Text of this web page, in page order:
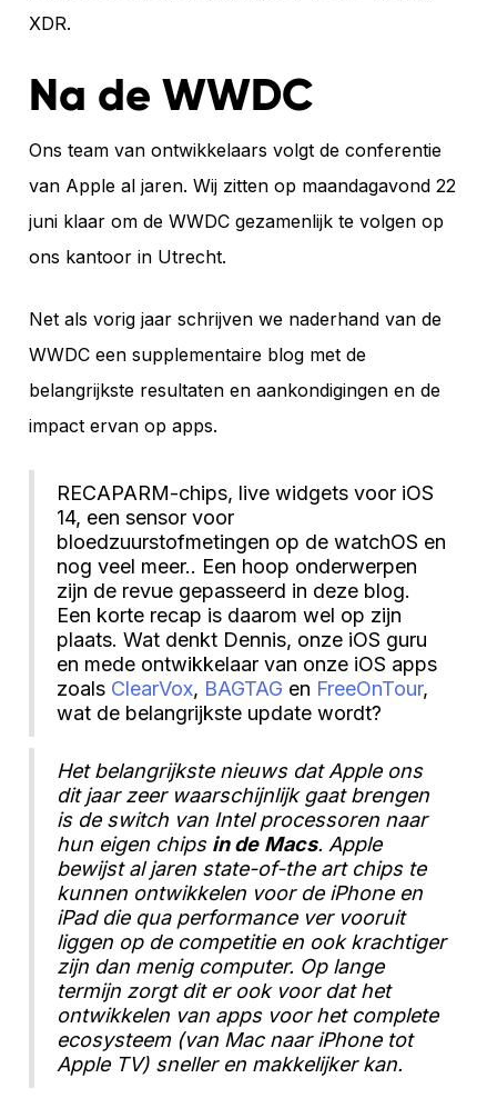
XDR.
Na de WWDC
Ons team van ontwikkelaars volgt de conferentie
van Apple al jaren. Wij zitten op maandagavond 22
juni klaar om de WWDC gezamenlijk te volgen op
ons kantoor in Utrecht.
Net als vorig jaar schrijven we naderhand van de
WWDC een supplementaire blog met de
belangrijkste resultaten en aankondigingen en de
impact ervan op apps.
RECAPARM-chips, live widgets voor iOS
14, een sensor voor
bloedzuurstofmetingen op de watchOS en
nog veel meer.. Een hoop onderwerpen
zijn de revue gepasseerd in deze blog.
Een korte recap is daarom wel op zijn
plaats. Wat denkt Dennis, onze iOS guru
en mede ontwikkelaar van onze iOS apps
zoals ClearVox, BAGTAG en FreeOnTour,
wat de belangrijkste update wordt?
Het belangrijkste nieuws dat Apple ons
dit jaar zeer waarschijnlijk gaat brengen
is de switch van Intel processoren naar
hun eigen chips in de Macs. Apple
bewijst al jaren state-of-the art chips te
kunnen ontwikkelen voor de iPhone en
iPad die qua performance ver vooruit
liggen op de competitie en ook krachtiger
zijn dan menig computer. Op lange
termijn zorgt dit er ook voor dat het
ontwikkelen van apps voor het complete
ecosysteem (van Mac naar iPhone tot
Apple TV) sneller en makkelijker kan.